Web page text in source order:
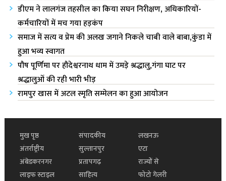
डीएम ने लालगंज तहसील का किया सघन निरीक्षण, अधिकारियों-
कर्मचारियों में मच गया हड़कंप
समाज में सत्य व प्रेम की अलख जगाने निकले चाबी वाले बाबा,कुंडा में
हुआ भव्य स्वागत
पौष पूर्णिमा पर हौदेश्वरनाथ धाम में उमड़े श्रद्धालु,गंगा घाट पर
श्रद्धालुओं की रही भारी भीड़
रामपुर खास में अटल स्मृति सम्मेलन का हुआ आयोजन
मुख पृष्ठ संपादकीय
लखनऊ
अंतर्राष्ट्रीय
सुल्तानपुर
एटा
अंबेडकरनगर
प्रतापगढ़
राज्यों से
लाइफ स्टाइल
साहित्य
फोटो गेलरी